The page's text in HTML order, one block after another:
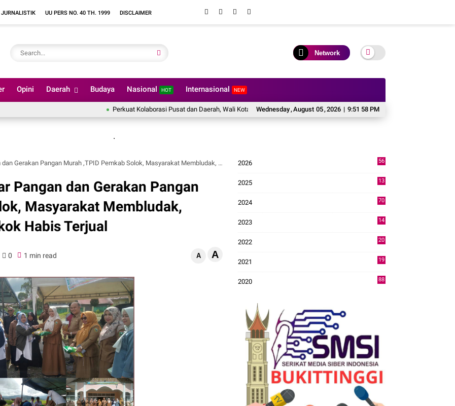
JURNALISTIK UU PERS NO. 40 TH. 1999 DISCLAIMER
Network
Opini Daerah Budaya Nasional HOT Internasional NEW
Wednesday,August 05,2026 | 9:51 59 PM
Perkuat Kolaborasi Pusat dan Daerah, Wali Kota Solok Hadiri Reses Anggota DPR RI H. Zigo Rolanda
.
Murah ,TPID Pemkab Solok, Masyarakat Membludak, Beberapa Kebutuhan Pokok Habis Terjual
Pangan dan Gerakan Pangan
Masyarakat Membludak,
Habis Terjual
0 1 min read A A
2026
56
2025
13
2024
70
2023
14
2022
20
2021
19
2020
88